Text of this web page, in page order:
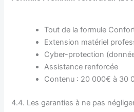
Tout de la formule
Extension matériel
Cyber-protection
Assistance renforcée
Contenu : 20 000€ à 30
4.4. Les garanties à ne pas